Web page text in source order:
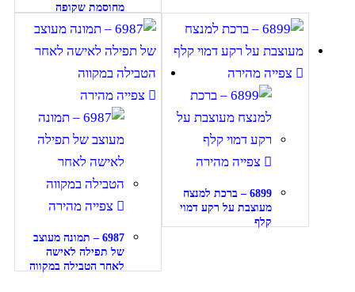
מחוסמת שקופה
צפייה מהירה
צפייה מהירה
6899 – ברכת למנצח
מעוצבת על רקע דמוי
קלף
צפייה מהירה
צפייה מהירה
6987 – תמונה מעוצב
של תפילה לאישה
לאחר הטבילה במקווה